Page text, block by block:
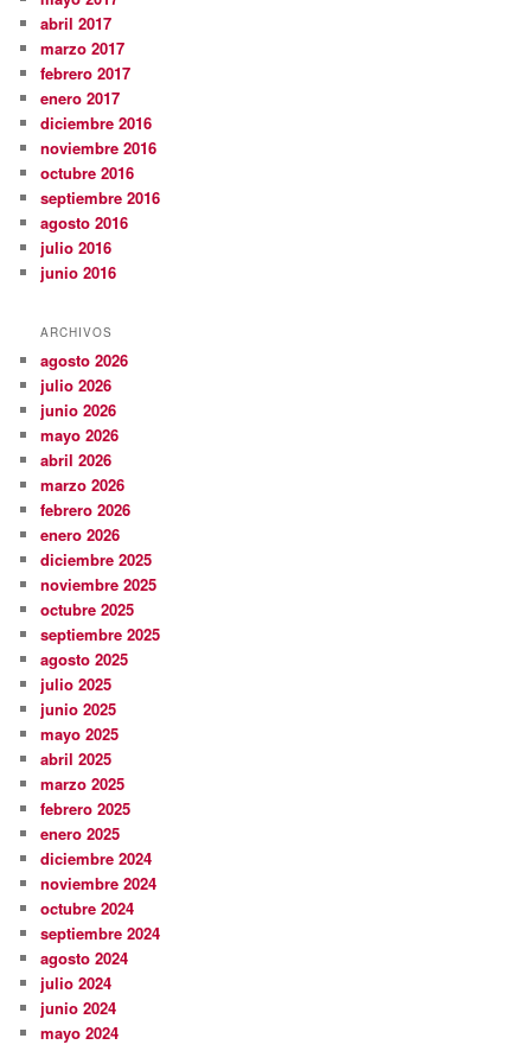
abril 2017
marzo 2017
febrero 2017
enero 2017
diciembre 2016
noviembre 2016
octubre 2016
septiembre 2016
agosto 2016
julio 2016
junio 2016
ARCHIVOS
agosto 2026
julio 2026
junio 2026
mayo 2026
abril 2026
marzo 2026
febrero 2026
enero 2026
diciembre 2025
noviembre 2025
octubre 2025
septiembre 2025
agosto 2025
julio 2025
junio 2025
mayo 2025
abril 2025
marzo 2025
febrero 2025
enero 2025
diciembre 2024
noviembre 2024
octubre 2024
septiembre 2024
agosto 2024
julio 2024
junio 2024
mayo 2024